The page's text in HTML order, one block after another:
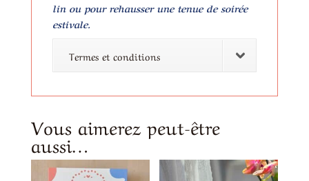
lin ou pour rehausser une tenue de soirée
estivale.
Termes et conditions
Vous aimerez peut-être
aussi…